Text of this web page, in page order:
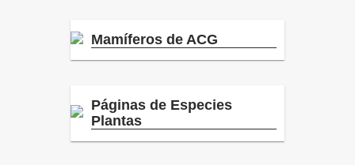
Mamíferos de ACG
Páginas de Especies
Plantas